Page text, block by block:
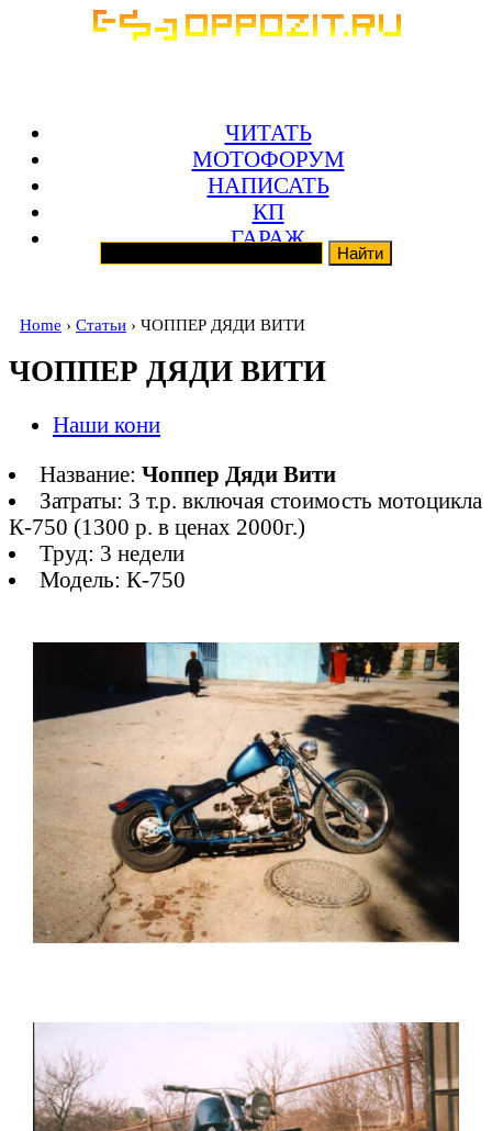
ЧИТАТЬ
МОТОФОРУМ
НАПИСАТЬ
КП
ГАРАЖ
Home › Статьи › ЧОППЕР ДЯДИ ВИТИ
ЧОППЕР ДЯДИ ВИТИ
Наши кони
Название: Чоппер Дяди Вити
Затраты: 3 т.р. включая стоимость мотоцикла
К-750 (1300 р. в ценах 2000г.)
Труд: 3 недели
Модель: К-750